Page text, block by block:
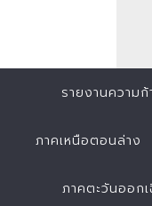
รายงานความก้
ภาคเหนือตอนล่าง
ภาคตะวันออก